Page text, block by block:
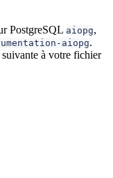
PostgreSQL aiopg,
aiopg.
à votre fichier